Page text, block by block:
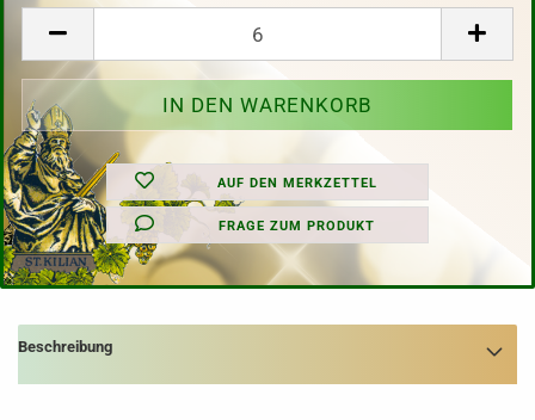
AUF DEN MERKZETTEL
FRAGE ZUM PRODUKT
Beschreibung